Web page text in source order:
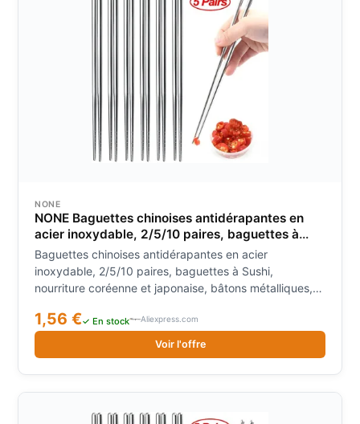
NONE
NONE Baguettes chinoises antidérapantes en
acier inoxydable, 2/5/10 paires, baguettes à
Sushi, nourriture coréenne et japonaise, bâtons
métalliques, ensemble de vaisselle de cuisine
Baguettes chinoises antidérapantes en acier
inoxydable, 2/5/10 paires, baguettes à Sushi,
nourriture coréenne et japonaise, bâtons métalliques,
1,56 €✓ En stock Aliexpress.com
Voir l'offre